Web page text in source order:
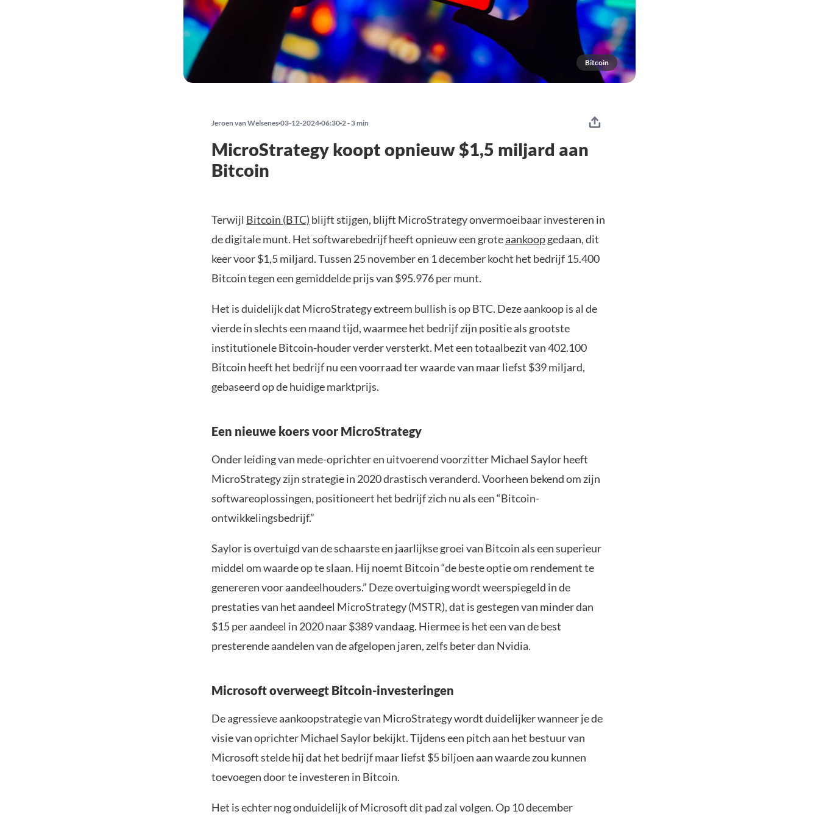
Bitcoin
Jeroen van Welsenes 03-12-2024 06:30 2 - 3 min
MicroStrategy koopt opnieuw $1,5 miljard aan
Bitcoin
Terwijl Bitcoin (BTC) blijft stijgen, blijft MicroStrategy onvermoeibaar investeren in
de digitale munt. Het softwarebedrijf heeft opnieuw een groteaankoopgedaan, dit
keer voor $1,5 miljard. Tussen 25 november en 1 december kocht het bedrijf 15.400
Bitcoin tegen een gemiddelde prijs van $95.976 per munt.
Het is duidelijk dat MicroStrategy extreem bullish is op BTC. Deze aankoop is al de
vierde in slechts een maand tijd, waarmee het bedrijf zijn positie als grootste
institutionele Bitcoin-houder verder versterkt. Met een totaalbezit van 402.100
Bitcoin heeft het bedrijf nu een voorraad ter waarde van maar liefst $39 miljard,
gebaseerd op de huidige marktprijs.
Een nieuwe koers voor MicroStrategy
Onder leiding van mede-oprichter en uitvoerend voorzitter Michael Saylor heeft
MicroStrategy zijn strategie in 2020 drastisch veranderd. Voorheen bekend om zijn
softwareoplossingen, positioneert het bedrijf zich nu als een “Bitcoin-
ontwikkelingsbedrijf.”
Saylor is overtuigd van de schaarste en jaarlijkse groei van Bitcoin als een superieur
middel om waarde op te slaan. Hij noemt Bitcoin “de beste optie om rendement te
genereren voor aandeelhouders.” Deze overtuiging wordt weerspiegeld in de
prestaties van het aandeel MicroStrategy (MSTR), dat is gestegen van minder dan
$15 per aandeel in 2020 naar $389 vandaag. Hiermee is het een van de best
presterende aandelen van de afgelopen jaren, zelfs beter dan Nvidia.
Microsoft overweegt Bitcoin-investeringen
De agressieve aankoopstrategie van MicroStrategy wordt duidelijker wanneer je de
visie van oprichter Michael Saylor bekijkt. Tijdens een pitch aan het bestuur van
Microsoft stelde hij dat het bedrijf maar liefst $5 biljoen aan waarde zou kunnen
toevoegen door te investeren in Bitcoin.
Het is echter nog onduidelijk of Microsoft dit pad zal volgen. Op 10 december